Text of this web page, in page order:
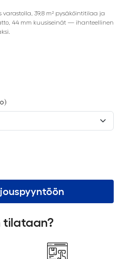
39,8 m² pysäköintitilaa ja
44 mm kuusiseinät — ihanteellinen
tilataan?